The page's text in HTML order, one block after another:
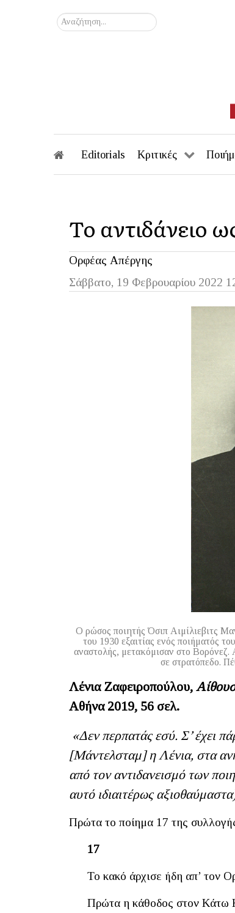
Αναζήτηση...
Editorials Κριτικές
Το αντιδάνειο
Ορφέας Απέργης
Σάββατο, 19 Φεβρουαρίου 2022
Ο ρώσος ποιητής Όσιπ Αιμίλιεβιτς
του 1930 εξαιτίας ενός ποιήματός
αναστολής, μετακόμισαν στο
σε στρατόπεδο.
Λένια Ζαφειροπούλου,
Αθήνα 2019, 56 σελ.
«Δεν περπατάς εσύ. Σ’ έχει
[Μάντελσταμ] η Λένια, στα
από τον αντιδανεισμό των
αυτό ιδιαιτέρως
Πρώτα το ποίημα 17 της
17
Το κακό άρχισε ήδη απ’ τον
Πρώτα η κάθοδος στον Κάτω